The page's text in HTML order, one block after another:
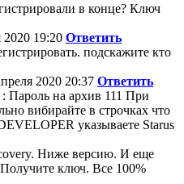
в конце? Ключ
2020 19:20 Ответить
подскажите кто
2020 20:37 Ответить
: Пароль на архив 111 При
вибирайте в строчках что
указываете Starus
Ниже версию. И еще
ключ. Все 100%